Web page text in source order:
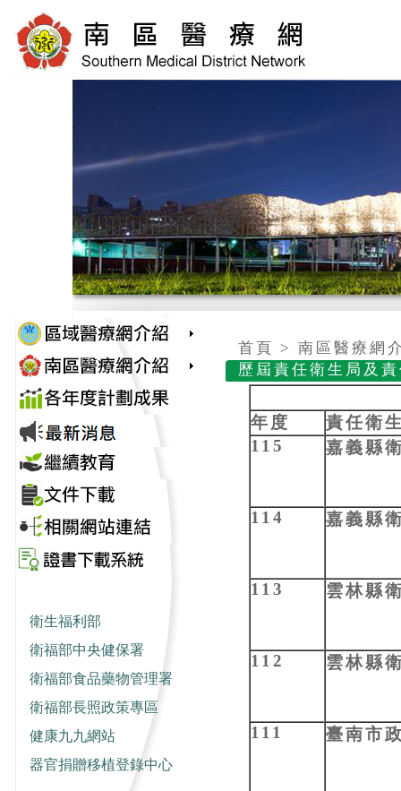
衛生福利部
衛福部中央健保署
衛福部食品藥物管理署
衛福部長照政策專區
健康九九網站
器官捐贈移植登錄中心
首頁 > 南區醫療網
歷屆責任衛生局及
年度
責任衛
115
嘉義縣
114 嘉義縣
113 雲林縣
112 雲林縣
111 臺南市